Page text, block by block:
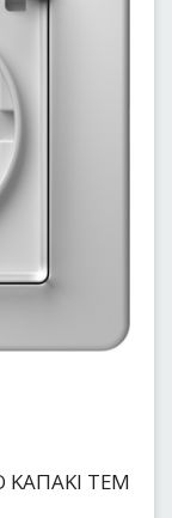
ΚΑΠΑΚΙ ΤΕΜ